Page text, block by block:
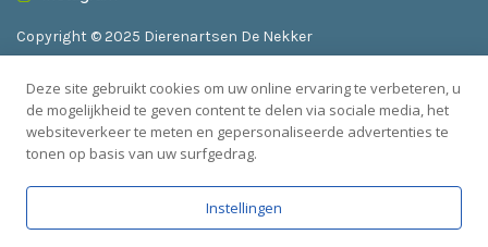
Copyright © 2025 Dierenartsen De Nekker
Algemene voorwaarden
Privacybeleid
Deze site gebruikt cookies om uw online ervaring te verbeteren, u
de mogelijkheid te geven content te delen via sociale media, het
websiteverkeer te meten en gepersonaliseerde advertenties te
tonen op basis van uw surfgedrag.
Instellingen